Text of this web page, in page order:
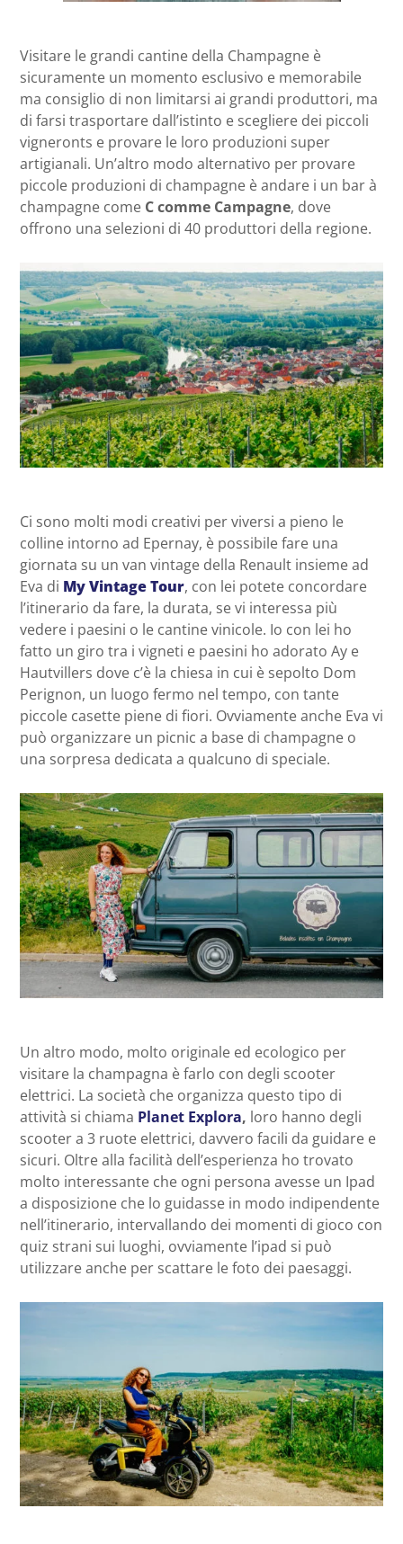
Visitare le grandi cantine della Champagne è
sicuramente un momento esclusivo e memorabile
ma consiglio di non limitarsi ai grandi produttori, ma
di farsi trasportare dall’istinto e scegliere dei piccoli
vigneronts e provare le loro produzioni super
artigianali. Un’altro modo alternativo per provare
piccole produzioni di champagne è andare i un bar à
champagne come C comme Campagne, dove
offrono una selezioni di 40 produttori della regione.
Ci sono molti modi creativi per viversi a pieno le
colline intorno ad Epernay, è possibile fare una
giornata su un van vintage della Renault insieme ad
Eva di My Vintage Tour, con lei potete concordare
l’itinerario da fare, la durata, se vi interessa più
vedere i paesini o le cantine vinicole. Io con lei ho
fatto un giro tra i vigneti e paesini ho adorato Ay e
Hautvillers dove c’è la chiesa in cui è sepolto Dom
Perignon, un luogo fermo nel tempo, con tante
piccole casette piene di fiori. Ovviamente anche Eva vi
può organizzare un picnic a base di champagne o
una sorpresa dedicata a qualcuno di speciale.
Un altro modo, molto originale ed ecologico per
visitare la champagna è farlo con degli scooter
elettrici. La società che organizza questo tipo di
attività si chiama Planet Explora, loro hanno degli
scooter a 3 ruote elettrici, davvero facili da guidare e
sicuri. Oltre alla facilità dell’esperienza ho trovato
molto interessante che ogni persona avesse un Ipad
a disposizione che lo guidasse in modo indipendente
nell’itinerario, intervallando dei momenti di gioco con
quiz strani sui luoghi, ovviamente l’ipad si può
utilizzare anche per scattare le foto dei paesaggi.